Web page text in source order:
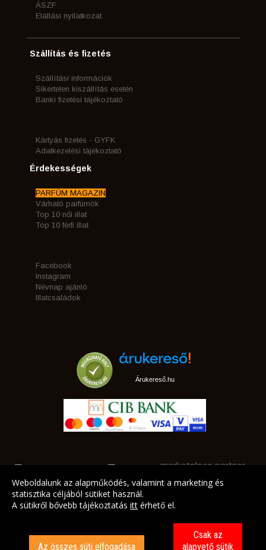
ÁSZF
Elállási nyilatkozat
Szállítás és fizetés
Szállítási információk
Sikertelen kiszállítás esetén
Banki fizetési tájékoztató
Kártyás fizetés - GYFK
Adatkezelési tájékoztató
Érdekességek
PARFÜM MAGAZIN
Várható parfümök
Top 10 női illat
Top 10 férfi illat
Facebook
Instagram
Névnap ajánló
Illatcsaládok
Árukereső.hu
marketplace partner
Weboldalunk az alapműködés, valamint a marketing és
statisztika céljából sütiket használ.
A sütikről bővebb tájékoztatás itt érhető el.
Az összes süti elfogadása
Csak az
alapvető sütik